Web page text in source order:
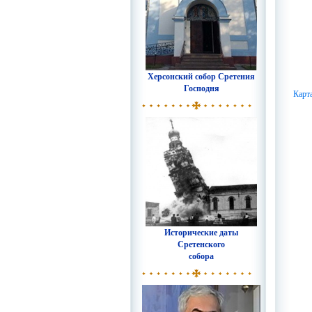
Херсонский собор Сретения
Господня
Исторические даты
Сретенского
собора